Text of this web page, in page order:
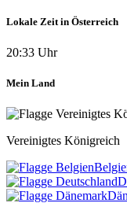
Lokale Zeit in Österreich
20:33 Uhr
Mein Land
Vereinigtes Königreich